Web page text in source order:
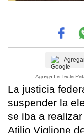
Agrega La Tecla
La justicia
suspender la
se iba a
Atilio Viglione